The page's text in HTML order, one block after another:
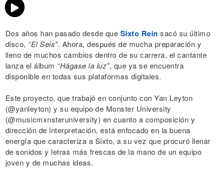
Dos años han pasado desde que Sixto Rein sacó su último
disco, “El Seis”. Ahora, después de mucha preparación y
lleno de muchos cambios dentro de su carrera, el cantante
lanza el álbum “Hágase la luz”, que ya se encuentra
disponible en todas sus plataformas digitales.
Este proyecto, que trabajó en conjunto con Yan Leyton
(@yanleyton) y su equipo de Monster University
(@musicmxnsteruniversity) en cuanto a composición y
dirección de interpretación, está enfocado en la buena
energía que caracteriza a Sixto, a su vez que procuró llenar
de sonidos y letras más frescas de la mano de un equipo
joven y de muchas ideas.